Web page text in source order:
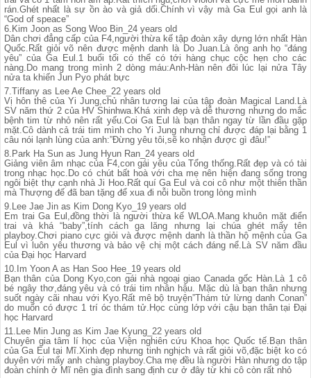
rán.Ghét nhất là sự ồn ào và giả dối.Chính vì vậy mà Ga Eul gọi anh là
“God of speace”
6.Kim Joon as Song Woo Bin_24 years old
Dân chơi đẳng cấp của F4,người thừa kế tập đoàn xây dựng lớn nhất Hàn
Quốc.Rất giỏi võ nên được mệnh danh là Do Juan.Là ông anh họ “đáng
yêu” của Ga Eul.1 buổi tối có thể có tới hàng chục cộc hẹn cho các
nàng.Do mang trong mình 2 dòng máu:Anh-Hàn nên đôi lúc lại nửa Tây
nửa ta khiến Jun Pyo phát bực
7.Tiffany as Lee Ae Chee_22 years old
Vị hôn thê của Yi Jung,chủ nhân tương lai của tập đoàn Magical Land.Là
SV năm thứ 2 của HV Shinhwa.Khá xinh đẹp và dễ thương nhưng do mắc
bệnh tim từ nhỏ nên rất yếu.Coi Ga Eul là bạn thân ngay từ lần đầu gặp
mặt.Cô dành cả trái tim mình cho Yi Jung nhưng chỉ được đáp lại bằng 1
câu nói lạnh lùng của anh:”Đừng yêu tôi,sẽ ko nhận được gì đâu!”
8.Park Ha Sun as Jung Hyun Ran_24 years old
Giảng viên âm nhạc của F4,con gái yêu của Tổng thống.Rất đẹp và có tài
trong nhạc học.Do có chút bất hoà với cha mẹ nên hiện đang sống trong
ngôi biệt thự cạnh nhà Ji Hoo.Rất quí Ga Eul và coi cô như một thiên thần
mà Thượng đế đã ban tặng để xua đi nỗi buồn trong lòng mình
9.Lee Jae Jin as Kim Dong Kyo_19 years old
Em trai Ga Eul,đồng thời là người thừa kế WLOA.Mang khuôn mặt điển
trai và khá “baby”,tính cách ga lăng nhưng lại chúa ghét mấy tên
playboy.Chơi piano cực giỏi và được mệnh danh là thần hộ mệnh của Ga
Eul vì luôn yêu thương và bảo vệ chị một cách đáng nể.Là SV năm đầu
của Đại học Harvard
10.Im Yoon A as Han Soo Hee_19 years old
Bạn thân của Dong Kyo,con gái nhà ngoại giao Canada gốc Hàn.Là 1 cô
bé ngây thơ,đáng yêu và có trái tim nhân hậu. Mặc dù là bạn thân nhưng
suốt ngày cãi nhau với Kyo.Rất mê bộ truyện”Thám tử lừng danh Conan”
do muốn có được 1 trí óc thám tử.Học cùng lớp với cậu bạn thân tại Đại
học Harvard
11.Lee Min Jung as Kim Jae Kyung_22 years old
Chuyên gia tâm lí học của Viện nghiên cứu Khoa học Quốc tế.Bạn thân
của Ga Eul tại Mĩ.Xinh đẹp nhưng tinh nghịch và rất giỏi võ,đặc biệt ko có
duyên với mấy anh chàng playboy.Cha mẹ đều là người Hàn nhưng do tập
đoàn chính ở Mĩ nên gia đình sang định cư ở đây từ khi cô còn rất nhỏ